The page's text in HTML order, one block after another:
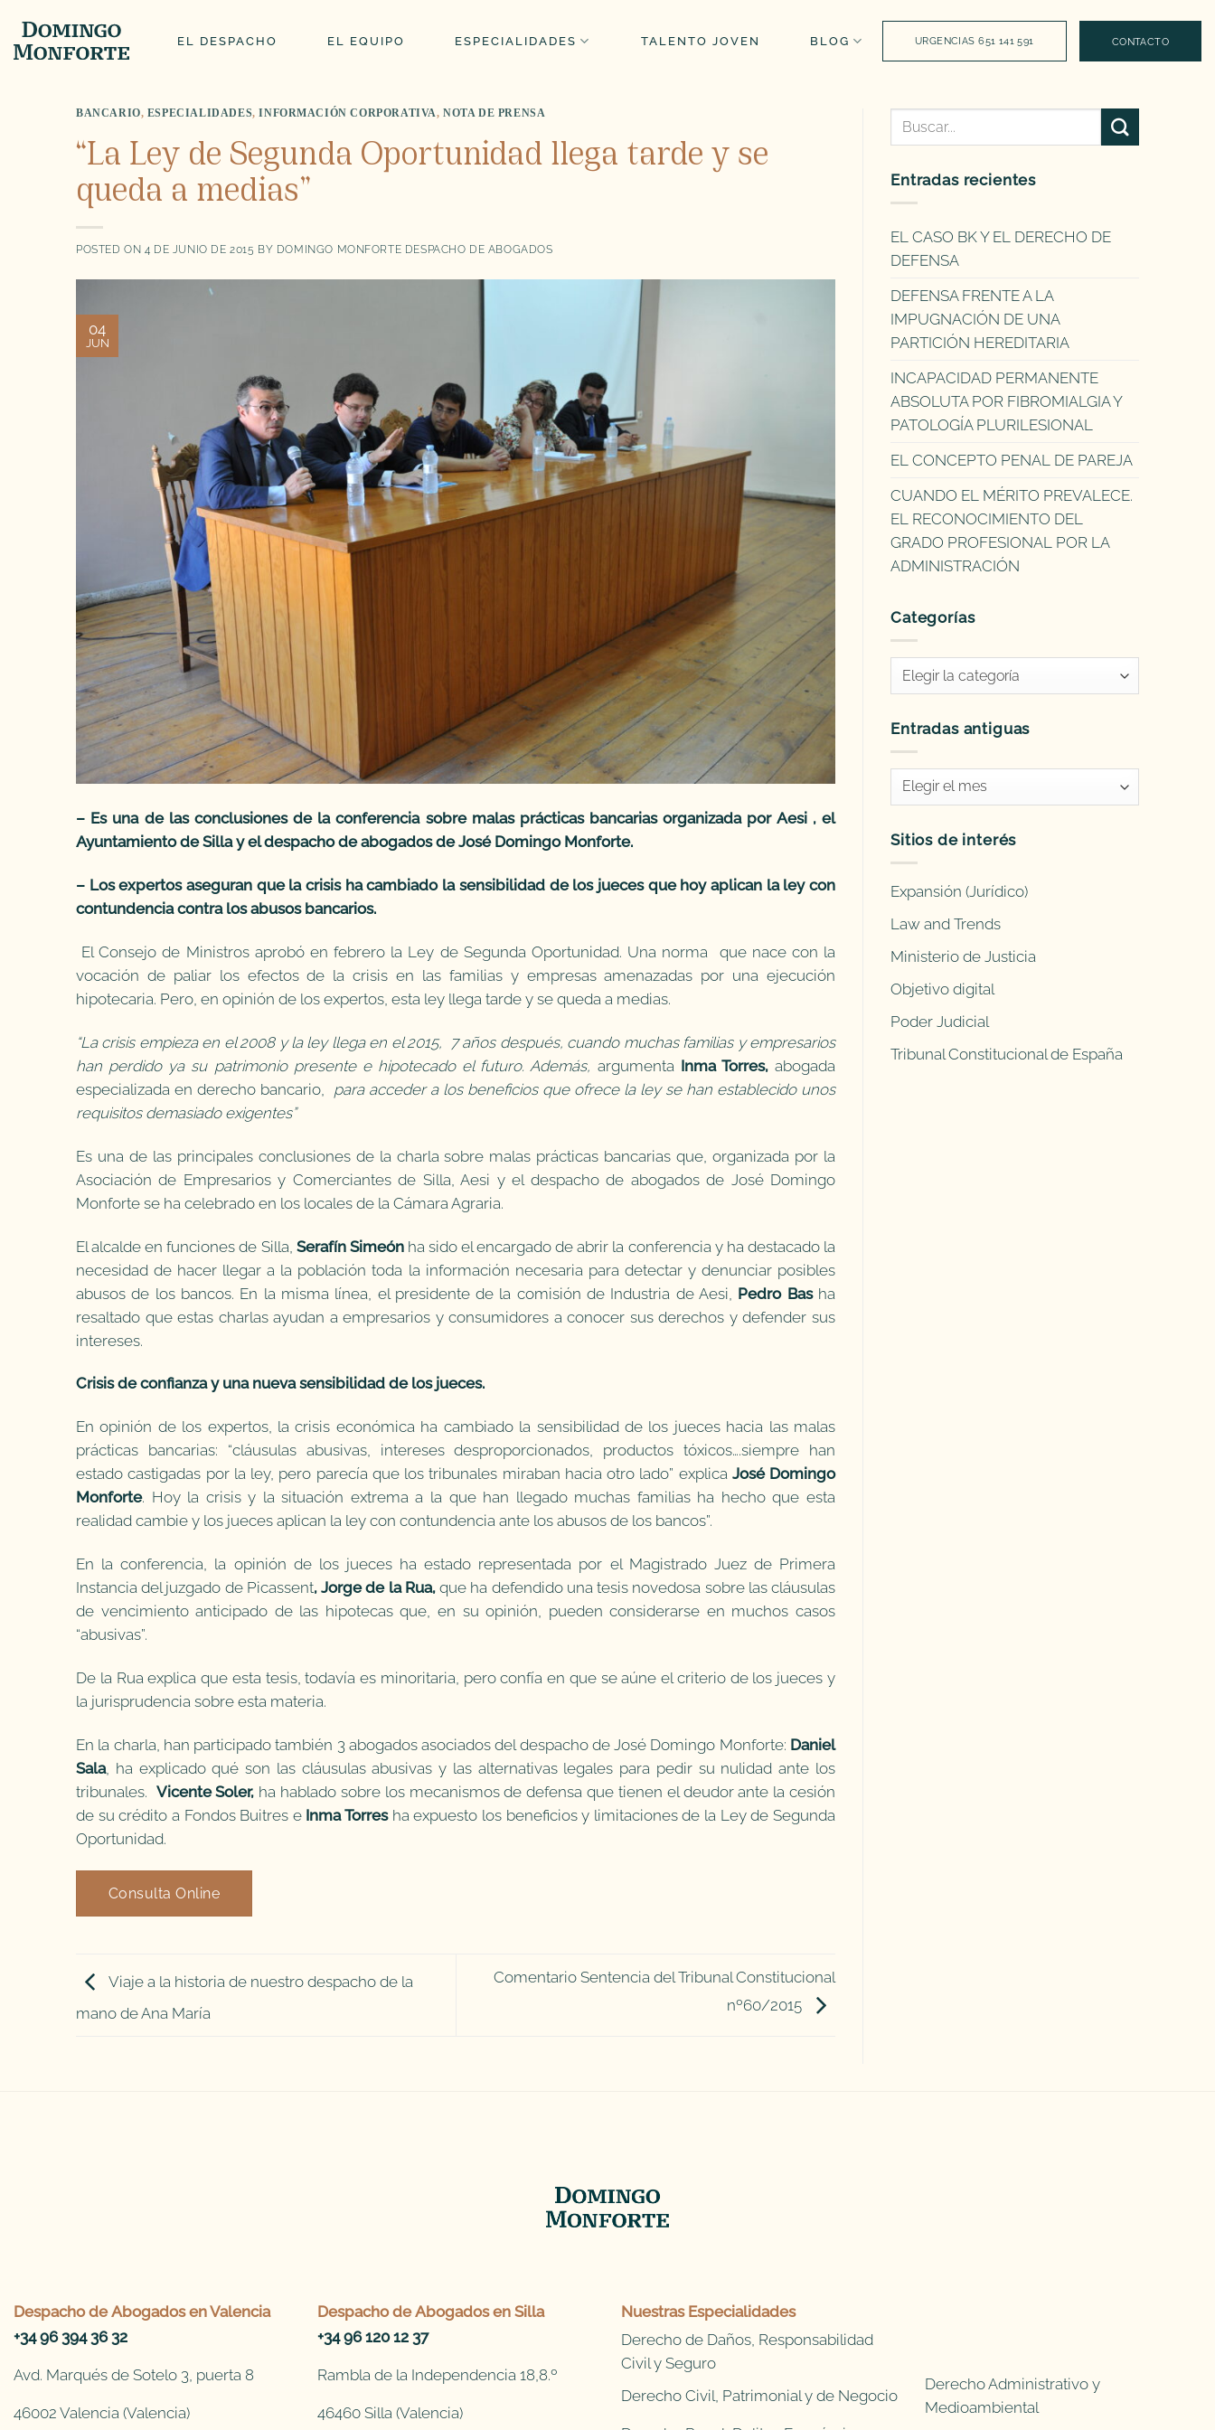
contenido
EL DESPACHO EL EQUIPO ESPECIALIDADES TALENTO JOVEN BLOG URGENCIAS 651 141 591 CONTACTO
BANCARIO, ESPECIALIDADES,INFORMACIÓN CORPORATIVA,NOTA DE PRENSA
“La Ley de Segunda Oportunidad llega tarde y se
queda a medias”
POSTED ON 4 DE JUNIO DE 2015 BY DOMINGO MONFORTE DESPACHO DE ABOGADOS
04
JUN
– Es una de las conclusiones de la conferencia sobre malas prácticas bancarias organizada por Aesi , el
Ayuntamiento de Silla y el despacho de abogados de José Domingo Monforte.
– Los expertos aseguran que la crisis ha cambiado la sensibilidad de los jueces que hoy aplican la ley con
contundencia contra los abusos bancarios.
El Consejo de Ministros aprobó en febrero la Ley de Segunda Oportunidad. Una norma que nace con la
vocación de paliar los efectos de la crisis en las familias y empresas amenazadas por una ejecución
hipotecaria. Pero, en opinión de los expertos, esta ley llega tarde y se queda a medias.
“La crisis empieza en el 2008 y la ley llega en el 2015, 7 años después, cuando muchas familias y empresarios
han perdido ya su patrimonio presente e hipotecado el futuro. Además, argumenta Inma Torres,abogada
especializada en derecho bancario, para acceder a los beneficios que ofrece la ley se han establecido unos
requisitos demasiado exigentes”
Es una de las principales conclusiones de la charla sobre malas prácticas bancarias que, organizada por la
Asociación de Empresarios y Comerciantes de Silla, Aesi y el despacho de abogados de José Domingo
Monforte se ha celebrado en los locales de la Cámara Agraria.
El alcalde en funciones de Silla, Serafín Simeónha sido el encargado de abrir la conferencia y ha destacado la
necesidad de hacer llegar a la población toda la información necesaria para detectar y denunciar posibles
abusos de los bancos. En la misma línea, el presidente de la comisión de Industria de Aesi, Pedro Basha
resaltado que estas charlas ayudan a empresarios y consumidores a conocer sus derechos y defender sus
intereses.
Crisis de confianza y una nueva sensibilidad de los jueces.
En opinión de los expertos, la crisis económica ha cambiado la sensibilidad de los jueces hacia las malas
prácticas bancarias: “cláusulas abusivas, intereses desproporcionados, productos tóxicos….siempre han
estado castigadas por la ley, pero parecía que los tribunales miraban hacia otro lado” explica José Domingo
Monforte. Hoy la crisis y la situación extrema a la que han llegado muchas familias ha hecho que esta
realidad cambie y los jueces aplican la ley con contundencia ante los abusos de los bancos”.
En la conferencia, la opinión de los jueces ha estado representada por el Magistrado Juez de Primera
Instancia del juzgado de Picassent, Jorge de la Rua,que ha defendido una tesis novedosa sobre las cláusulas
de vencimiento anticipado de las hipotecas que, en su opinión, pueden considerarse en muchos casos
“abusivas”.
De la Rua explica que esta tesis, todavía es minoritaria, pero confía en que se aúne el criterio de los jueces y
la jurisprudencia sobre esta materia.
En la charla, han participado también 3 abogados asociados del despacho de José Domingo Monforte: Daniel
Sala, ha explicado qué son las cláusulas abusivas y las alternativas legales para pedir su nulidad ante los
tribunales. Vicente Soler, ha hablado sobre los mecanismos de defensa que tienen el deudor ante la cesión
de su crédito a Fondos Buitres e Inma Torresha expuesto los beneficios y limitaciones de la Ley de Segunda
Oportunidad.
Consulta Online
Viaje a la historia de nuestro despacho de la
mano de Ana María
Comentario Sentencia del Tribunal Constitucional
nº60/2015
Entradas recientes
EL CASO BK Y EL DERECHO DE
DEFENSA
DEFENSA FRENTE A LA
IMPUGNACIÓN DE UNA
PARTICIÓN HEREDITARIA
INCAPACIDAD PERMANENTE
ABSOLUTA POR FIBROMIALGIA Y
PATOLOGÍA PLURILESIONAL
EL CONCEPTO PENAL DE PAREJA
CUANDO EL MÉRITO PREVALECE.
EL RECONOCIMIENTO DEL
GRADO PROFESIONAL POR LA
ADMINISTRACIÓN
Categorías
Categorías
Entradas antiguas
Entradas
antiguas
Sitios de interés
Expansión (Jurídico)
Law and Trends
Ministerio de Justicia
Objetivo digital
Poder Judicial
Tribunal Constitucional de España
Despacho de Abogados en Valencia
+34 96 394 36 32
Avd. Marqués de Sotelo 3, puerta 8
46002 Valencia (Valencia)
Despacho de Abogados en Silla
+34 96 120 12 37
Rambla de la Independencia 18,8.º
46460 Silla (Valencia)
Nuestras Especialidades
Derecho de Daños, Responsabilidad
Civil y Seguro
Derecho Civil, Patrimonial y de Negocio
Derecho Administrativo y
Medioambiental